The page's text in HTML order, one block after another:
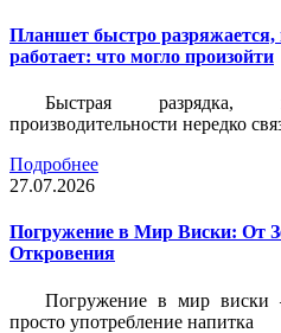
Планшет быстро разряжается,
работает: что могло произойти
Быстрая
производительности нередко
Подробнее
27.07.2026
Погружение в Мир Виски: От
Откровения
Погружение в мир виски
просто употребление напитка